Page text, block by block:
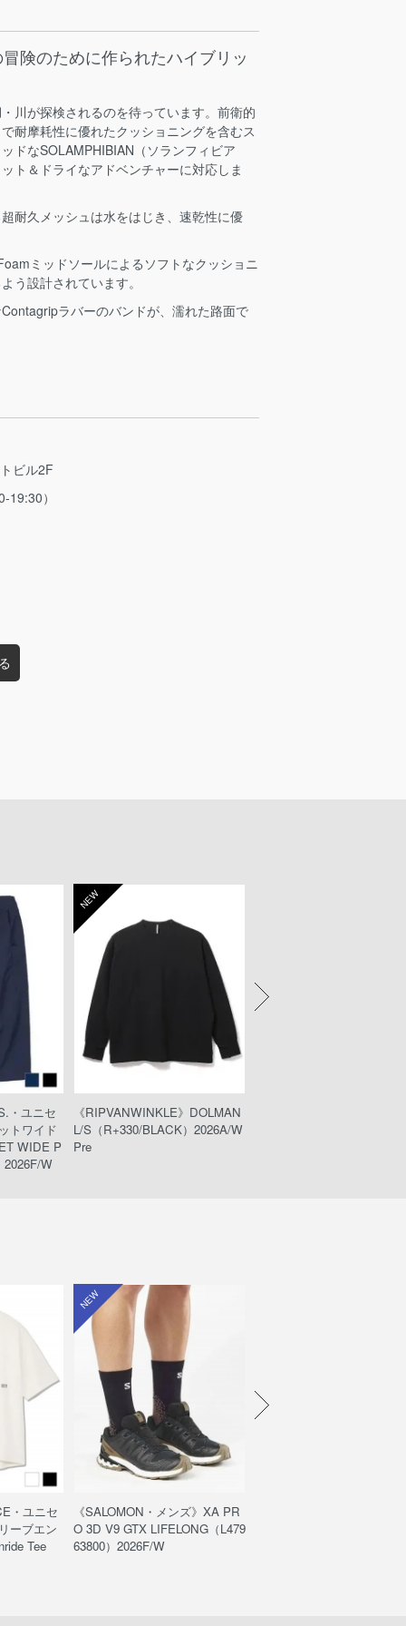
険のために作られたハイブリッ
川が探検されるのを待っています。前衛的
耐摩耗性に優れたクッショニングを含むス
ドなSOLAMPHIBIAN（ソランフィビア
ト＆ドライなアドベンチャーに対応しま
耐久メッシュは水をはじき、速乾性に優
ミッドソールによるソフトなクッショニ
う設計されています。
ラバーのバンドが、濡れた路面で
ビル2F
）
・ユニセ
トワイド
WIDE P
2026F/W
NEW
《RIPVANWINKLE》DOLMAN
L/S（R+330/BLACK）2026A/W
Pre
・ユニセ
ーブエン
Tee
NEW
《SALOMON・メンズ》XA PR
O 3D V9 GTX LIFELONG（L479
63800）2026F/W